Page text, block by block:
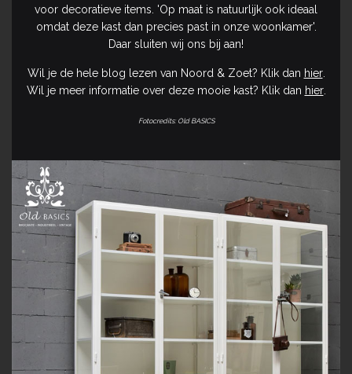
voor decoratieve items. 'Op maat is natuurlijk ook ideaal
omdat deze kast dan precies past in onze woonkamer'.
Daar sluiten wij ons bij aan!
Wil je de hele blog lezen van Noord & Zoet? Klik dan hier.
Wil je meer informatie over deze mooie kast? Klik dan hier.
Fotocredits: Old BASICS